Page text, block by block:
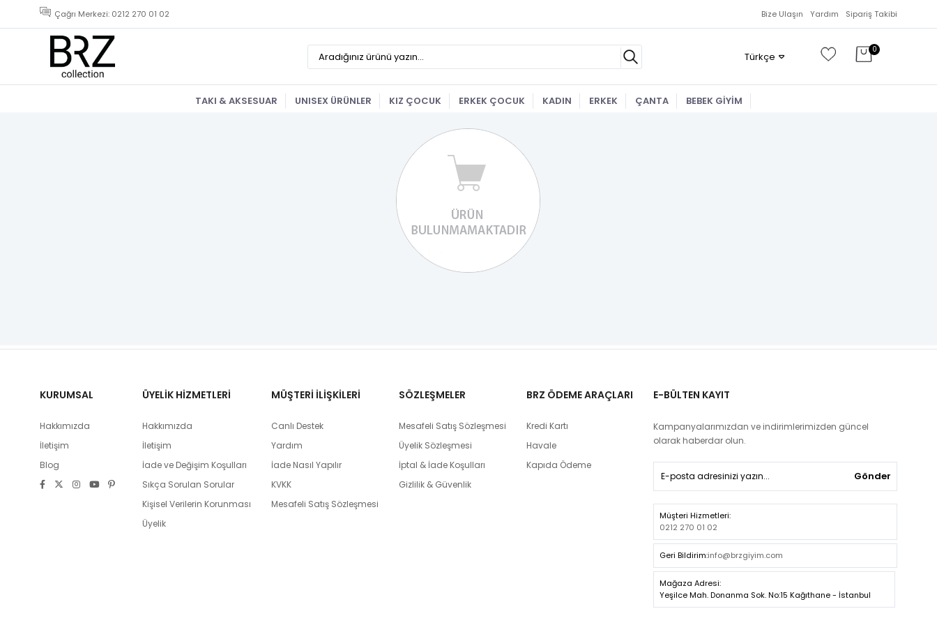
Çağrı Merkezi: 0212 270 01 02 Sipariş Takibi
Yardım
Bize Ulaşın
0
Türkçe
TAKI & AKSESUAR UNISEX ÜRÜNLER KIZ ÇOCUK ERKEK ÇOCUK KADIN ERKEK ÇANTA BEBEK GİYİM
KURUMSAL
Hakkımızda
İletişim
Blog
ÜYELİK HİZMETLERİ
Hakkımızda
İletişim
İade ve Değişim Koşulları
Sıkça Sorulan Sorular
Kişisel Verilerin Korunması
Üyelik
MÜŞTERİ İLİŞKİLERİ
Canlı Destek
Yardım
İade Nasıl Yapılır
KVKK
Mesafeli Satış Sözleşmesi
SÖZLEŞMELER
Mesafeli Satış Sözleşmesi
Üyelik Sözleşmesi
İptal & İade Koşulları
Gizlilik & Güvenlik
BRZ ÖDEME ARAÇLARI
Kredi Kartı
Havale
Kapıda Ödeme
E-BÜLTEN KAYIT
Kampanyalarımızdan ve indirimlerimizden güncel
olarak haberdar olun.
Gönder
Müşteri Hizmetleri:
0212 270 01 02
Geri Bildirim:info@brzgiyim.com
Mağaza Adresi:
Yeşilce Mah. Donanma Sok. No:15 Kağıthane - İstanbul